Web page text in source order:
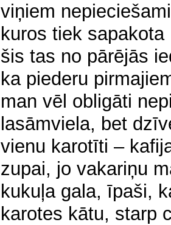
viņiem
kuros tiek
šis tas no pārējās
ka piederu
man vēl obligāti
lasāmviela, bet
vienu karotīti –
zupai, jo vakariņu
kukuļa gala, īpaši,
karotes kātu, starp